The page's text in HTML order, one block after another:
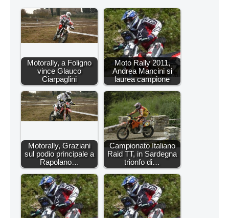
Motorally, a Foligno
vince Glauco
Ciarpaglini
Moto Rally 2011,
Andrea Mancini si
laurea campione
Motorally, Graziani
sul podio principale a
Rapolano…
Campionato Italiano
Raid TT, in Sardegna
trionfo di…